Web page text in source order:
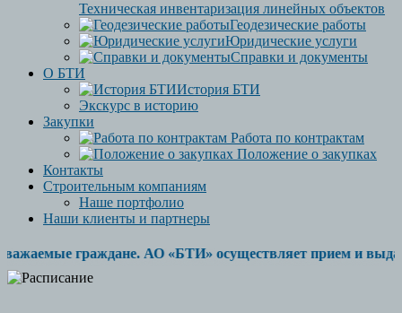
Техническая инвентаризация линейных объектов
Геодезические работы
Юридические услуги
Справки и документы
О БТИ
История БТИ
Экскурс в историю
Закупки
Работа по контрактам
Положение о закупках
Контакты
Строительным компаниям
Наше портфолио
Наши клиенты и партнеры
граждане. АО «БТИ» осуществляет прием и